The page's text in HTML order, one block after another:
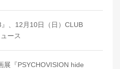
、12⽉10⽇（⽇）CLUB
ース
展『PSYCHOVISION hide